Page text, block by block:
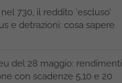
730, il reddito ‘escluso’
e detrazioni: cosa sapere
del 28 maggio: rendimenti
con scadenze 5,10 e 20